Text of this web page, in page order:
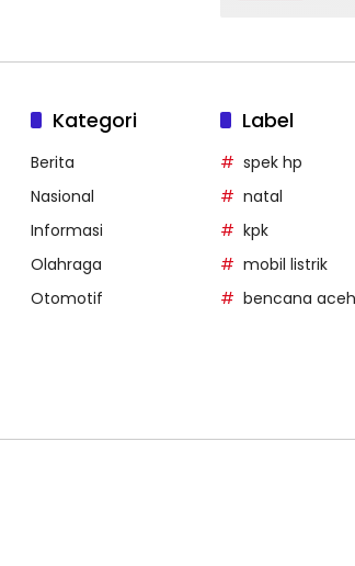
Kategori
Berita
Nasional
Informasi
Olahraga
Otomotif
Label
spek hp
natal
kpk
mobil listrik
bencana aceh